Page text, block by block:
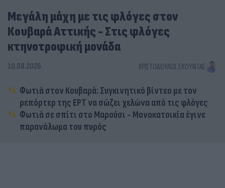
Μεγάλη μάχη με τις φλόγες στον
Κουβαρά Αττικής - Στις φλόγες
κτηνοτροφική μονάδα
10.08.2026 ΧΡΙΣΤΌΔΟΥΛΟΣ ΣΚΟΎΝΤΑΣ
Φωτιά στον Κουβαρά: Συγκινητικό βίντεο με τον
ρεπόρτερ της ΕΡΤ να σώζει χελώνα από τις φλόγες
Φωτιά σε σπίτι στο Μαρούσι - Μονοκατοικία έγινε
παρανάλωμα του πυρός